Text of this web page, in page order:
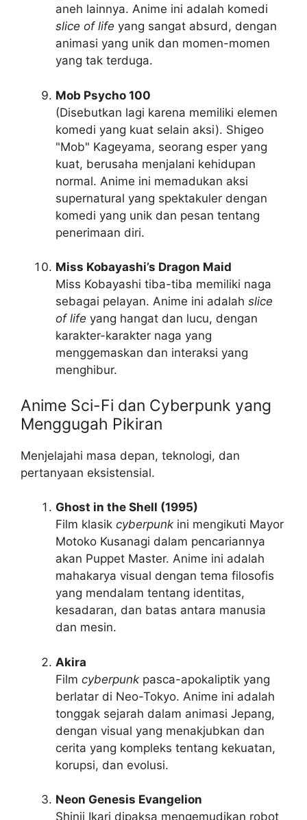
aneh lainnya. Anime ini adalah komedi
slice of life yang sangat absurd, dengan
animasi yang unik dan momen-momen
yang tak terduga.
Mob Psycho 100
(Disebutkan lagi karena memiliki elemen
komedi yang kuat selain aksi). Shigeo
"Mob" Kageyama, seorang esper yang
kuat, berusaha menjalani kehidupan
normal. Anime ini memadukan aksi
supernatural yang spektakuler dengan
komedi yang unik dan pesan tentang
penerimaan diri.
Miss Kobayashi’s Dragon Maid
Miss Kobayashi tiba-tiba memiliki naga
sebagai pelayan. Anime ini adalah slice
of life yang hangat dan lucu, dengan
karakter-karakter naga yang
menggemaskan dan interaksi yang
menghibur.
Anime Sci-Fi dan Cyberpunk yang
Menggugah Pikiran
Menjelajahi masa depan, teknologi, dan
pertanyaan eksistensial.
Ghost in the Shell (1995)
Film klasik cyberpunk ini mengikuti Mayor
Motoko Kusanagi dalam pencariannya
akan Puppet Master. Anime ini adalah
mahakarya visual dengan tema filosofis
yang mendalam tentang identitas,
kesadaran, dan batas antara manusia
dan mesin.
Akira
Film cyberpunk pasca-apokaliptik yang
berlatar di Neo-Tokyo. Anime ini adalah
tonggak sejarah dalam animasi Jepang,
dengan visual yang menakjubkan dan
cerita yang kompleks tentang kekuatan,
korupsi, dan evolusi.
Neon Genesis Evangelion
Shinji Ikari dipaksa mengemudikan robot